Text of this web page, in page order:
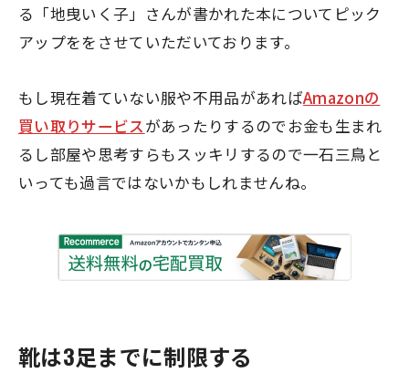
る「地曳いく子」さんが書かれた本についてピック
アップををさせていただいております。
もし現在着ていない服や不用品があればAmazonの
買い取りサービスがあったりするのでお金も生まれ
るし部屋や思考すらもスッキリするので一石三鳥と
いっても過言ではないかもしれませんね。
靴は3足までに制限する